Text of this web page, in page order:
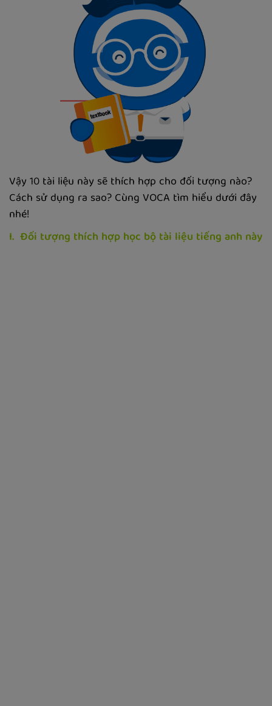
Vậy 10 tài liệu này sẽ thích hợp cho đối tượng nào?
Cách sử dụng ra sao? Cùng VOCA tìm hiểu dưới đây
nhé!
I. Đối tượng thích hợp học bộ tài liệu tiếng anh này